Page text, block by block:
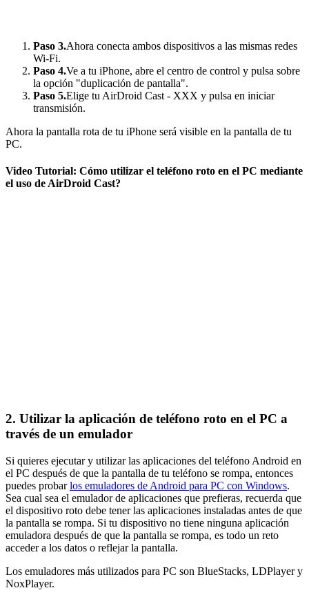
Paso 3.Ahora conecta ambos dispositivos a las mismas redes
Wi-Fi.
Paso 4.Ve a tu iPhone, abre el centro de control y pulsa sobre
la opción "duplicación de pantalla".
Paso 5.Elige tu AirDroid Cast - XXX y pulsa en iniciar
transmisión.
Ahora la pantalla rota de tu iPhone será visible en la pantalla de tu
PC.
Video Tutorial: Cómo utilizar el teléfono roto en el PC mediante
el uso de AirDroid Cast?
2. Utilizar la aplicación de teléfono roto en el PC a
través de un emulador
Si quieres ejecutar y utilizar las aplicaciones del teléfono Android en
el PC después de que la pantalla de tu teléfono se rompa, entonces
puedes probarlos emuladores de Android para PC con Windows.
Sea cual sea el emulador de aplicaciones que prefieras, recuerda que
el dispositivo roto debe tener las aplicaciones instaladas antes de que
la pantalla se rompa. Si tu dispositivo no tiene ninguna aplicación
emuladora después de que la pantalla se rompa, es todo un reto
acceder a los datos o reflejar la pantalla.
Los emuladores más utilizados para PC son BlueStacks, LDPlayer y
NoxPlayer.